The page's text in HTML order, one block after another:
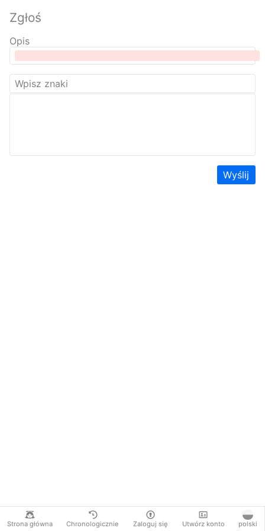
Strona główna Chronologicznie Zaloguj się Utwórz konto polski
Zgłoś
Opis
Wyślij